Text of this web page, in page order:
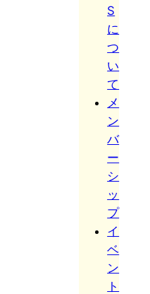
S
に
つ
い
て
メ
ン
バ
ー
シ
ッ
プ
イ
ベ
ン
ト